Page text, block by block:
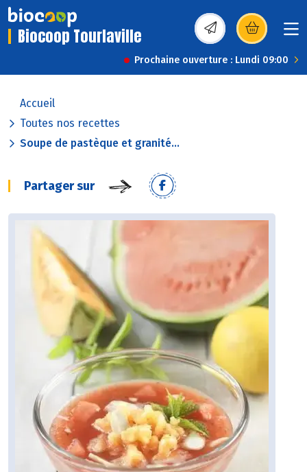
Biocoop Tourlaville (s’ouvre dans une
Prochaine ouverture : Lundi 09:00
Accueil
Toutes nos recettes
Soupe de pastèque et granité...
Partager sur